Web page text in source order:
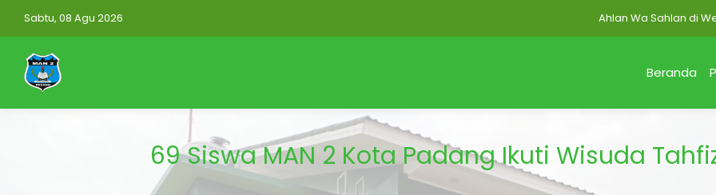
Sabtu, 08 Agu 2026 Ahlan Wa Sahlan di Website
Beranda
69 Siswa MAN 2 Kota Padang Ikuti Wisuda